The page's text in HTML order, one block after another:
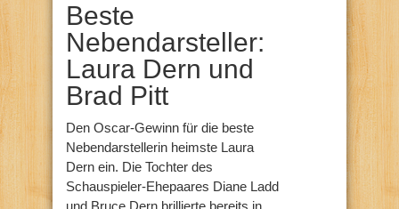
Beste
Nebendarsteller:
Laura Dern und
Brad Pitt
Den Oscar-Gewinn für die beste
Nebendarstellerin heimste Laura
Dern ein. Die Tochter des
Schauspieler-Ehepaares Diane Ladd